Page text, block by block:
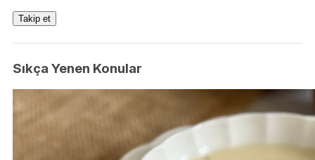
Takip et
Sıkça Yenen Konular